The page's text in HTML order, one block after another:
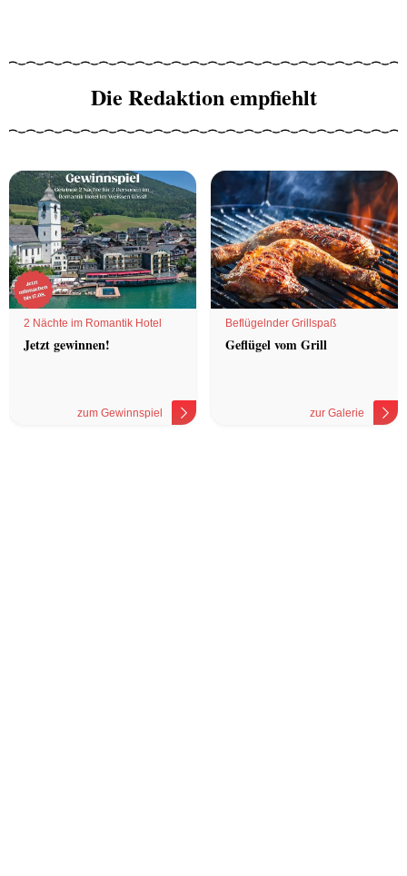
Die Redaktion empfiehlt
2 Nächte im Romantik Hotel
Jetzt gewinnen!
zum Gewinnspiel
Beflügelnder Grillspaß
Geflügel vom Grill
zur Galerie